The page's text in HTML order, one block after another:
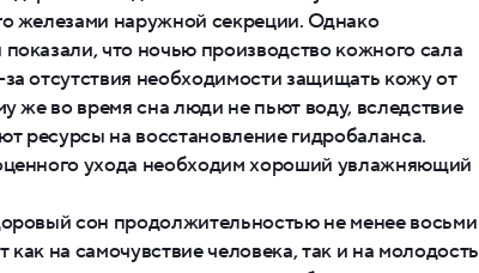
железами наружной секреции. Однако
что ночью производство кожного сала
отсутствия необходимости защищать кожу от
же во время сна люди не пьют воду, вследствие
ресурсы на восстановление гидробаланса.
ухода необходим хороший увлажняющий
сон продолжительностью не менее восьми
на самочувствие человека, так и на молодость